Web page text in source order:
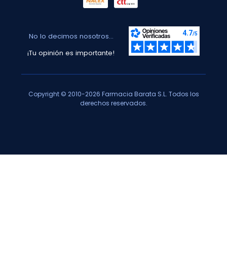
No lo decimos nosotros...
¡Tu opinión es importante!
Copyright © 2010-2026 Farmacia Barata S.L. Todos los
derechos reservados.